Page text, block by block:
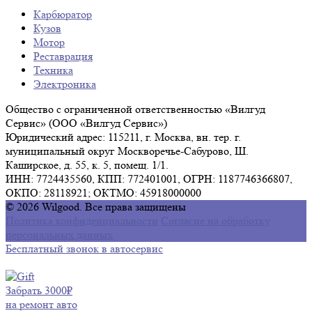
Карбюратор
Кузов
Мотор
Реставрация
Техника
Электроника
Общество с ограниченной ответственностью «Вилгуд
Сервис» (ООО «Вилгуд Сервис»)
Юридический адрес: 115211, г. Москва, вн. тер. г.
муниципальный округ Москворечье-Сабурово, Ш.
Каширское, д. 55, к. 5, помещ. 1/1.
ИНН: 7724435560, КПП: 772401001, ОГРН: 1187746366807,
ОКПО: 28118921; ОКТМО: 45918000000
© 2026 Wilgood. Все права защищены
Бесплатный звонок в автосервис
Забрать 3000₽
на ремонт авто